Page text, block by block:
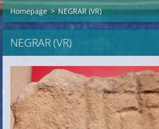
Homepage > NEGRAR (VR)
NEGRAR (VR)